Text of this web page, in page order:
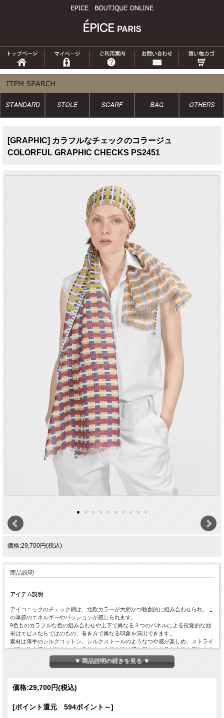
[GRAPHIC] カラフルなチェックのコラージュ
COLORFUL GRAPHIC CHECKS PS2451
価格:29,700円(税込)
商品説明
アイテム説明
アイコニックのチェック柄は、北欧カラーが大胆かつ独創的に組み合わせられ、こ
の季節のエネルギーやパッションが感じられます。
9色ものカラフルな色の組み合わせや上下で異なる３つのパネルによる視覚的な効
果はエピスならではのもの、巻き方で異なる印象を演出できます。
素材は薄手のシルクコットン。シルクストールのようなつや感が楽しめ、ストライ
プ状に抜き織りが施されているため、上品な透け感と軽やかな巻き心地を楽しめま
す。
通気性にも優れているので、真夏の冷房、日よけ対策までロングシーズンお使いい
ただけます。
アイテム詳細
カラー B-STONE D-SKY E-MAUVE
▼ 商品説明の続きを見る ▼
価格:29,700円(税込)
[ポイント還元 594ポイント～]